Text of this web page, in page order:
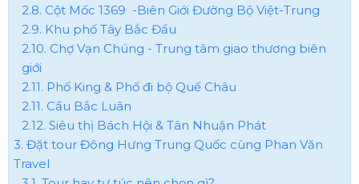
2.8. Cột Mốc 1369 -Biên Giới Đường Bộ Việt-Trung
2.9. Khu phố Tây Bắc Đẩu
2.10. Chợ Vạn Chúng - Trung tâm giao thương biên
giới
2.11. Phố King & Phố đi bộ Quế Châu
2.11. Cầu Bắc Luân
2.12. Siêu thị Bách Hội & Tân Nhuận Phát
3. Đặt tour Đông Hưng Trung Quốc cùng Phan Văn
Travel